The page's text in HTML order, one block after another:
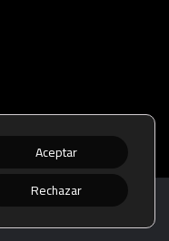
Aceptar
Rechazar